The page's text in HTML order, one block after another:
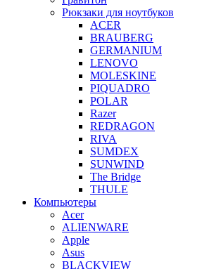
Рюкзаки для ноутбуков
ACER
BRAUBERG
GERMANIUM
LENOVO
MOLESKINE
PIQUADRO
POLAR
Razer
REDRAGON
RIVA
SUMDEX
SUNWIND
The Bridge
THULE
Компьютеры
Acer
ALIENWARE
Apple
Asus
BLACKVIEW